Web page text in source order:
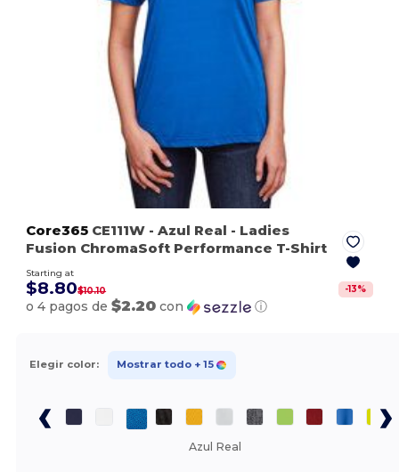
Core365 CE111W - Azul Real - Ladies
Fusion ChromaSoft Performance T-Shirt
Starting at
$8.80$10.10 -13%
o 4 pagos de$2.20 con ⓘ
Elegir color: Mostrar todo + 15
Azul Real